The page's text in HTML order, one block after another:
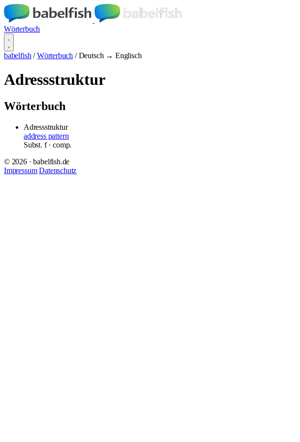
Wörterbuch
babelfish / Wörterbuch / Deutsch → Englisch
Adressstruktur
Wörterbuch
Adressstruktur
address pattern
Subst. f· comp.
© 2026 · babelfish.de
Impressum Datenschutz